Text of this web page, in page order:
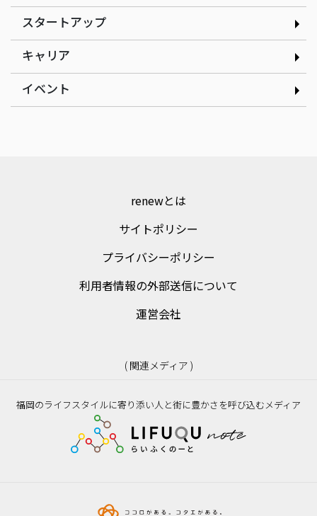
インタビュー
現場の改善アイデアを、AI
で資産に変える｜株式会社
ゲンテイ 元堤晴香さん
｜nancle 小林俊貴さん
スタートアップ
キャリア
イベント
renewとは
サイトポリシー
プライバシーポリシー
利用者情報の外部送信について
運営会社
( 関連メディア )
福岡のライフスタイルに寄り添い人と街に豊かさを呼び込むメディア